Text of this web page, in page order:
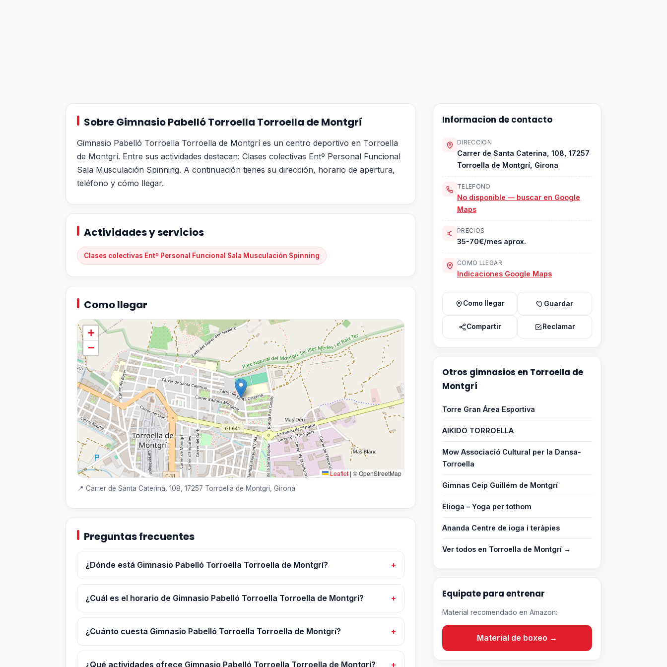
Sobre Gimnasio Pabelló Torroella Torroella de Montgrí
Gimnasio Pabelló Torroella Torroella de Montgrí es un centro deportivo en Torroella
de Montgrí. Entre sus actividades destacan: Clases colectivas Entº Personal Funcional
Sala Musculación Spinning. A continuación tienes su dirección, horario de apertura,
teléfono y cómo llegar.
Actividades y servicios
Clases colectivas Entº Personal Funcional Sala Musculación Spinning
Como llegar
+
−
Leaflet | © OpenStreetMap
📍 Carrer de Santa Caterina, 108, 17257 Torroella de Montgrí, Girona
Preguntas frecuentes
¿Dónde está Gimnasio Pabelló Torroella Torroella de Montgrí?
¿Cuál es el horario de Gimnasio Pabelló Torroella Torroella de Montgrí?
¿Cuánto cuesta Gimnasio Pabelló Torroella Torroella de Montgrí?
¿Qué actividades ofrece Gimnasio Pabelló Torroella Torroella de Montgrí?
Informacion de contacto
DIRECCION
Carrer de Santa Caterina, 108, 17257
Torroella de Montgrí, Girona
TELEFONO
No disponible — buscar en Google
Maps
PRECIOS
35-70€/mes aprox.
COMO LLEGAR
Indicaciones Google Maps
Como llegar Guardar
Compartir Reclamar
Otros gimnasios en Torroella de
Montgrí
Torre Gran Área Esportiva
AIKIDO TORROELLA
Mow Associació Cultural per la Dansa-
Torroella
Gimnas Ceip Guillém de Montgrí
Elioga – Yoga per tothom
Ananda Centre de ioga i teràpies
Ver todos en Torroella de Montgrí →
Equipate para entrenar
Material recomendado en Amazon:
Material de boxeo →